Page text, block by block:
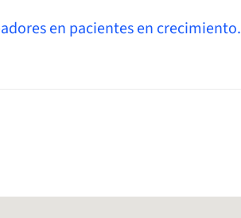
en pacientes en crecimiento.